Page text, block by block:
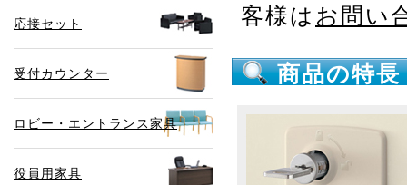
応接セット
受付カウンター
ロビー・エントランス家具
役員用家具
客様は お問い
商品の特長